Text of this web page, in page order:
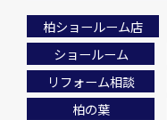
柏ショールーム店
ショールーム
リフォーム相談
柏の葉